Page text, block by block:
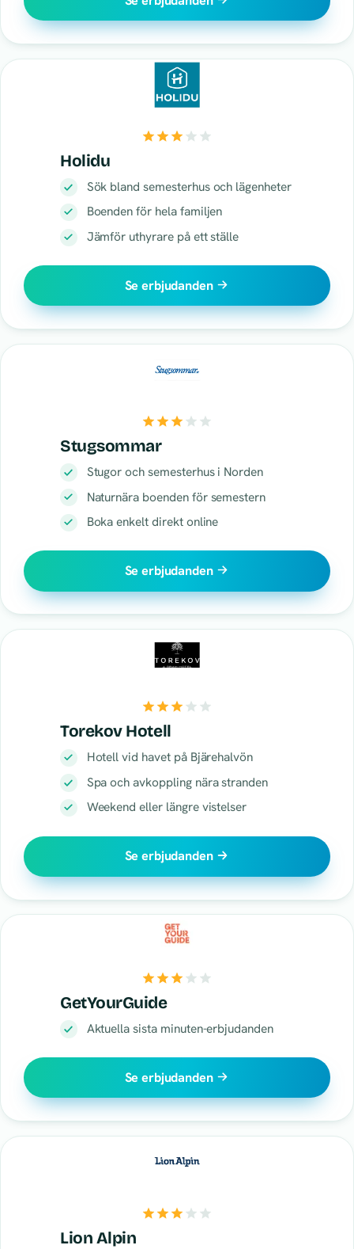
Holidu
Sök bland semesterhus och lägenheter
Boenden för hela familjen
Jämför uthyrare på ett ställe
Se erbjudanden
Stugsommar
Stugor och semesterhus i Norden
Naturnära boenden för semestern
Boka enkelt direkt online
Se erbjudanden
Torekov Hotell
Hotell vid havet på Bjärehalvön
Spa och avkoppling nära stranden
Weekend eller längre vistelser
Se erbjudanden
GetYourGuide
Aktuella sista minuten-erbjudanden
Se erbjudanden
Lion Alpin